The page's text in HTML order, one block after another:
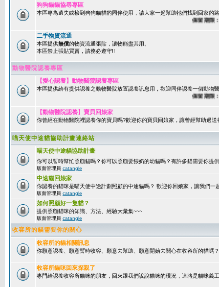
狗狗貓貓協尋專區
本區專為遺失或檢到狗狗貓貓的同伴使用，請大家一起幫助牠們找到回家的
保留期限：60
二手物資流通
本區提供無償的物資流通張貼，讓物能盡其用。
本區禁止張貼買賣，請務必遵守!!
動物醫院認養專區
【愛心認養】動物醫院認養專區
本區提供給有提供認養之動物醫院放置認養訊息用，歡迎同伴認養一個動物
保留期限：60
【動物醫院認養】寶貝回娘家
你曾經在動物醫院裡認養你的寶貝嗎?歡迎你的寶貝回娘家，讓曾經幫助過
喵天使中途貓協助計畫連絡站
喵天使中途貓協助計畫
你可以暫時幫忙照顧貓嗎？你可以照顧要餵奶的幼貓嗎？有許多貓需要你提
版面管理員 catangle
中途貓回娘家
你認養的貓咪是喵天使中途計劃照顧的中途貓嗎？ 歡迎你回娘家，讓我們一
版面管理員 catangle
如何照顧好一隻貓？
提供照顧貓咪的知識、方法、經驗大彙集~~~
版面管理員 catangle
收容所的貓需要你的關心
收容所的貓相關訊息
你願意認養、願意暫時收容、願意去幫助、願意開始去關心在收容所的貓嗎？
收容所貓咪回來探親了
專門給認養收容所貓咪的朋友，回來跟我們說說貓咪的現況，這將是貓咪義